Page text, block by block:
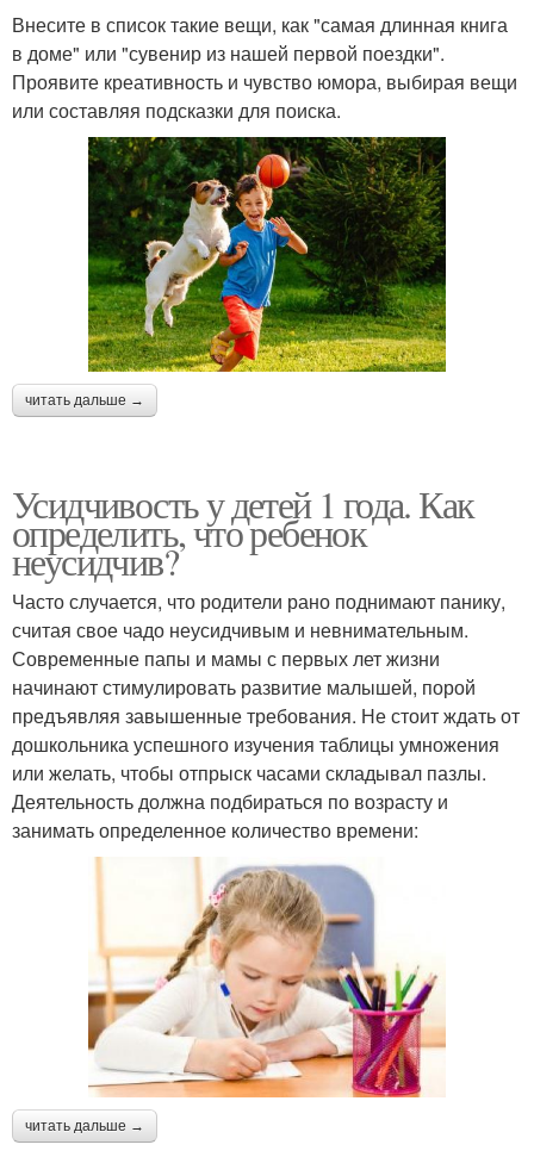
Внесите в список такие вещи, как "самая длинная книга
в доме" или "сувенир из нашей первой поездки".
Проявите креативность и чувство юмора, выбирая вещи
или составляя подсказки для поиска.
читать дальше →
Усидчивость у детей 1 года. Как
определить, что ребенок
неусидчив?
Часто случается, что родители рано поднимают панику,
считая свое чадо неусидчивым и невнимательным.
Современные папы и мамы с первых лет жизни
начинают стимулировать развитие малышей, порой
предъявляя завышенные требования. Не стоит ждать от
дошкольника успешного изучения таблицы умножения
или желать, чтобы отпрыск часами складывал пазлы.
Деятельность должна подбираться по возрасту и
занимать определенное количество времени:
читать дальше →